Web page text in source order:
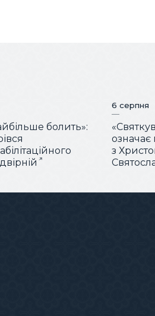
болить»:
6 серпня
з